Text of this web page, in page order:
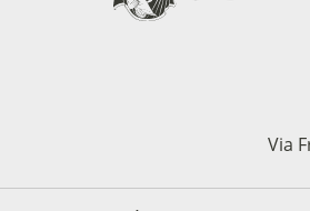
Via